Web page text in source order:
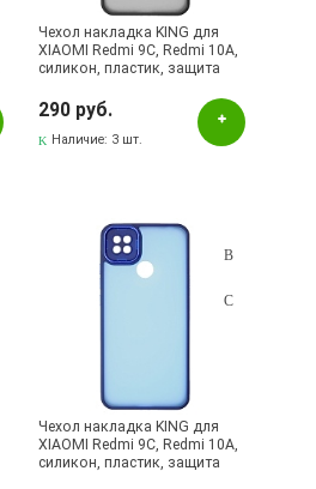
Чехол накладка KING для
XIAOMI Redmi 9C, Redmi 10A,
силикон, пластик, защита
черный
290 руб.
Наличие: 3 шт.
Чехол накладка KING для
XIAOMI Redmi 9C, Redmi 10A,
силикон, пластик, защита